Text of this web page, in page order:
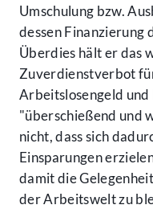
Accessibility
Umschulung bzw.
dessen Finanzierung
Überdies hält er das
Zuverdienstverbot
Arbeitslosengeld
"überschießend und
nicht, dass sich
Einsparungen
damit die
der Arbeitswelt zu